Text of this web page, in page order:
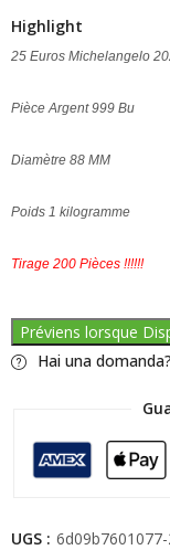
Highlight
25 Euros Michelangelo
Pièce Argent 999 Bu
Diamètre 88 MM
Poids 1 kilogramme
Tirage 200 Pièces !!!!!!
Préviens lorsque
Hai una domanda?
UGS :